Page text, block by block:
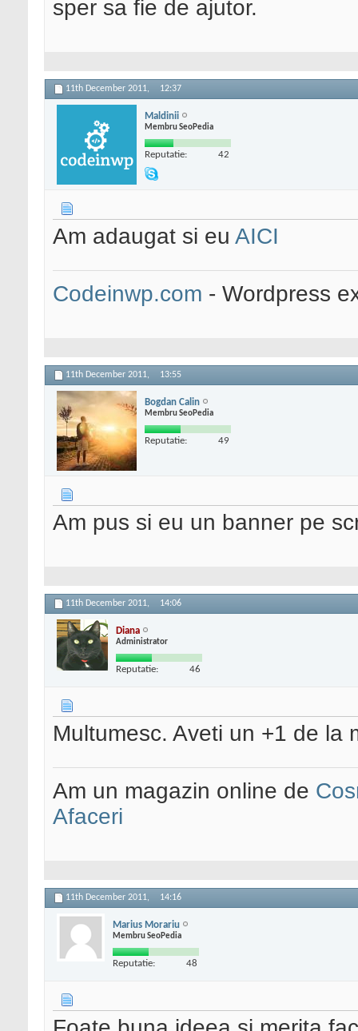
sper sa fie de ajutor.
11th December 2011, 12:37
Maldinii
Membru SeoPedia
Reputatie: 42
Am adaugat si eu AICI
Codeinwp.com - Wordpress
11th December 2011, 13:55
Bogdan Calin
Membru SeoPedia
Reputatie: 49
Am pus si eu un banner pe
11th December 2011, 14:06
Diana
Administrator
Reputatie: 46
Multumesc. Aveti un +1 de la
Am un magazin online de
Afaceri
11th December 2011, 14:16
Marius Morariu
Membru SeoPedia
Reputatie: 48